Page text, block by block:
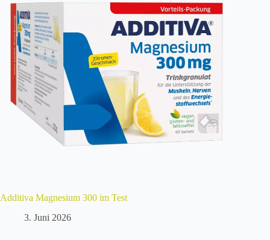
Additiva Magnesium 300 im Test
3. Juni 2026